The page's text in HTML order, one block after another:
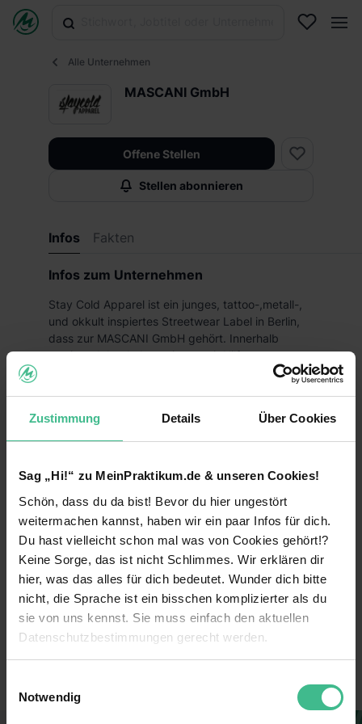
Zustimmung Details Über Cookies
Sag „Hi!“ zu MeinPraktikum.de & unseren Cookies!
Schön, dass du da bist! Bevor du hier ungestört
weitermachen kannst, haben wir ein paar Infos für dich.
Du hast vielleicht schon mal was von Cookies gehört!?
Keine Sorge, das ist nicht Schlimmes. Wir erklären dir
hier, was das alles für dich bedeutet. Wunder dich bitte
nicht, die Sprache ist ein bisschen komplizierter als du
sie von uns kennst. Sie muss einfach den aktuellen
Datenschutzbestimmungen gerecht werden.
Notwendig
Alle Unternehmen
MASCANI GmbH
Offene Stellen
Stellen abonnieren
Infos Fakten
Infos zum Unternehmen
Stay Cold Apparel ist ein junges, tattoo-,metall-,
und okkult inspiertes Streetwear Label in Berlin,
dass zur MASCANI GmbH gehört. Innerhalb
weniger Jahre haben wir uns mit Hilfe von
Followerschaft um die ganze Welt aufgebaut. Und
wir sind sehr stolz darauf, dass wir sowohol mit
einen respektvollen, freundschaftlichen umgang
beteidigiten wie eine unangepasste Familie
anfühlt.
Fakten
Branche Sonstige Branchen